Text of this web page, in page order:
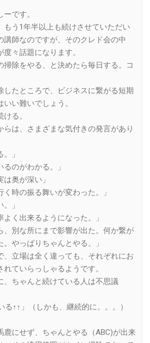
Link
です。
もう1年半以上も続けさせていただい
講師なのですが、そのクレド会の中
々話題になります。
掃除をやる、と決めたら毎日する。コ
したところで、ビジネスに繋がる短期
い難いでしょう。
る。
らは、さまざまな気付きの発言があり
」
るのがわかる。」
は奥が深い」
く時の振る舞いが変わった。」
」
よく出来るようになった。」
、別な所にまで影響が出た。何か繋が
やっぱりちゃんとやる。」
、立場は全く違っても、それぞれにお
ていらっしゃるようです。
、ちゃんと続けている人は不思議
る↑↑」（しかも、継続的に。。。）
鹿にせず、ちゃんとやる（ABC)が出来